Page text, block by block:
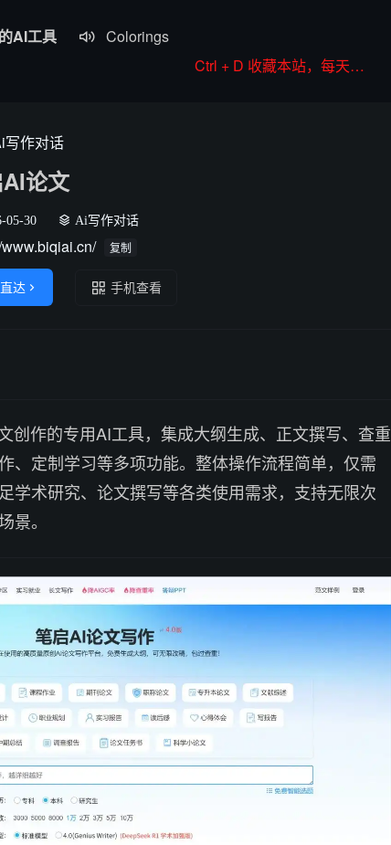
AI工具 
Colorings
Ctrl + D 收藏本站，每天更新好站！
写作对话
论文
05-30 Ai写作对话
复制
达  手机查看
创作的专用AI工具，集成大纲生成、正文撰写、查重
、定制学习等多项功能。整体操作流程简单，仅需
学术研究、论文撰写等各类使用需求，支持无限次
景。